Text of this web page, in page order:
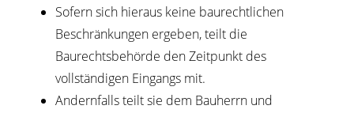
Sofern sich hieraus keine baurechtlichen
Beschränkungen ergeben, teilt die
Baurechtsbehörde den Zeitpunkt des
vollständigen Eingangs mit.
Andernfalls teilt sie dem Bauherrn und